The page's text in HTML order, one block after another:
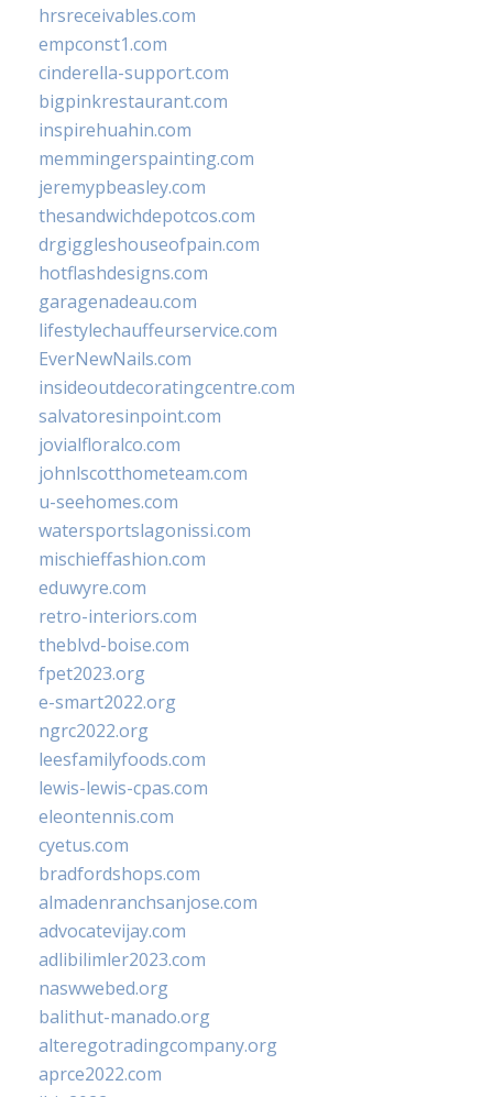
hrsreceivables.com
empconst1.com
cinderella-support.com
bigpinkrestaurant.com
inspirehuahin.com
memmingerspainting.com
jeremypbeasley.com
thesandwichdepotcos.com
drgiggleshouseofpain.com
hotflashdesigns.com
garagenadeau.com
lifestylechauffeurservice.com
EverNewNails.com
insideoutdecoratingcentre.com
salvatoresinpoint.com
jovialfloralco.com
johnlscotthometeam.com
u-seehomes.com
watersportslagonissi.com
mischieffashion.com
eduwyre.com
retro-interiors.com
theblvd-boise.com
fpet2023.org
e-smart2022.org
ngrc2022.org
leesfamilyfoods.com
lewis-lewis-cpas.com
eleontennis.com
cyetus.com
bradfordshops.com
almadenranchsanjose.com
advocatevijay.com
adlibilimler2023.com
naswwebed.org
balithut-manado.org
alteregotradingcompany.org
aprce2022.com